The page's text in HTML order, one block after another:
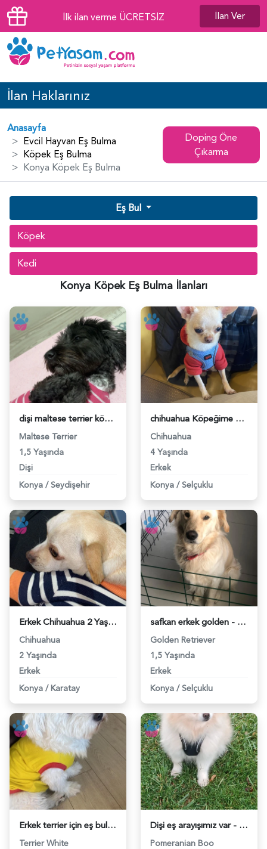
İlk ilan verme ÜCRETSİZ İlan Ver
İlan Haklarınız
Anasayfa
Evcil Hayvan Eş Bulma
Köpek Eş Bulma
Konya Köpek Eş Bulma
Doping Öne
Çıkarma
Eş Bul
Köpek
Kedi
Konya Köpek Eş Bulma İlanları
dişi maltese terrier köpeğim için erkek eş arıyorum - 118983127
Maltese Terrier
1,5 Yaşında
Dişi
Konya / Seydişehir
chihuahua Köpeğime Eş arıyorum - 118982378
Chihuahua
4 Yaşında
Erkek
Konya / Selçuklu
Erkek Chihuahua 2 Yaşında Eş Arıyoruz - 118981501
Chihuahua
2 Yaşında
Erkek
Konya / Karatay
safkan erkek golden - 118981117
Golden Retriever
1,5 Yaşında
Erkek
Konya / Selçuklu
Erkek terrier için eş bulma - 118979740
Terrier White
Dişi eş arayışımız var - 118979524
Pomeranian Boo